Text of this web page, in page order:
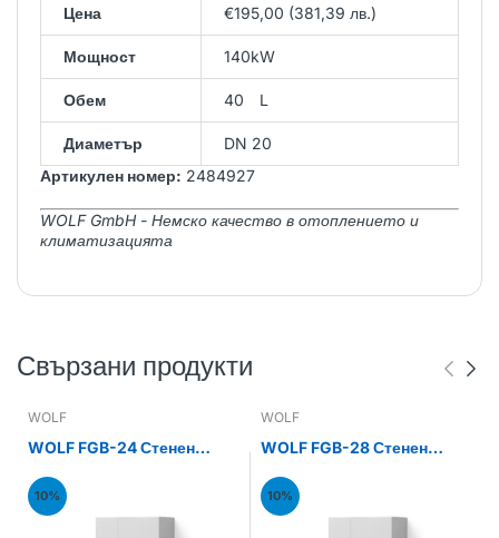
Цена €195,00 (381,39 лв.)
Мощност 140kW
Обем 40 L
Диаметър
DN 20
Артикулен номер: 2484927
WOLF GmbH - Немско качество в отоплението и
климатизацията
Свързани продукти
WOLF
WOLF FGB-24 Стенен
24kW
10%
WOLF
WOLF FGB-28 Стенен
28kW
10%